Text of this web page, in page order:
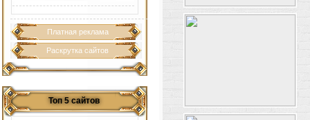
Платная реклама
Раскрутка сайтов
Топ 5 сайтов